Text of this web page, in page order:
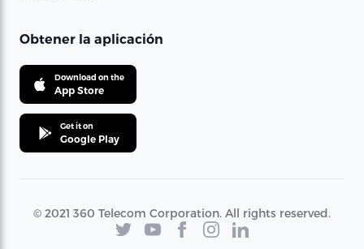
Obtener la aplicación
Download on the
App Store
Get it on
Google Play
© 2021 360 Telecom Corporation. All rights reserved.